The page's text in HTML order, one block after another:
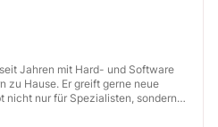
Jahren mit Hard- und Software
zu Hause. Er greift gerne neue
nicht nur für Spezialisten, sondern